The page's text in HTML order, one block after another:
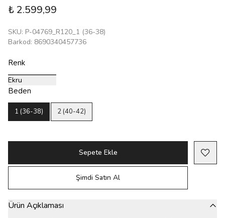
₺ 2.599,99
SKU: P-04769_R120_1 (36-38)
Barkod: 8690340457736
Renk
Ekru
Beden
1 (36-38) 2 (40-42)
Sepete Ekle
Şimdi Satın Al
Ürün Açıklaması